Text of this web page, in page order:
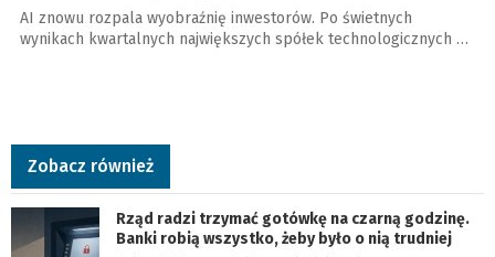
AI znowu rozpala wyobraźnię inwestorów. Po świetnych
wynikach kwartalnych największych spółek technologicznych …
Zobacz również
Rząd radzi trzymać gotówkę na czarną godzinę.
Banki robią wszystko, żeby było o nią trudniej